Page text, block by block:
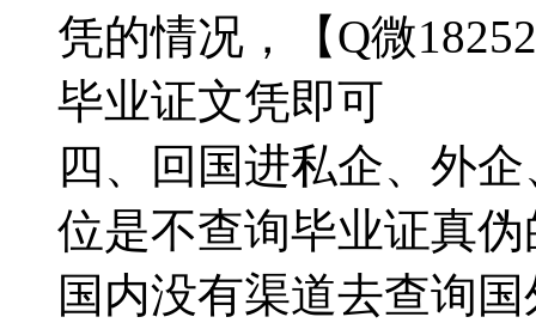
凭的情况，【Q微
毕业证文凭即可
四、回国进私企、外
位是不查询毕业证真伪
国内没有渠道去查询